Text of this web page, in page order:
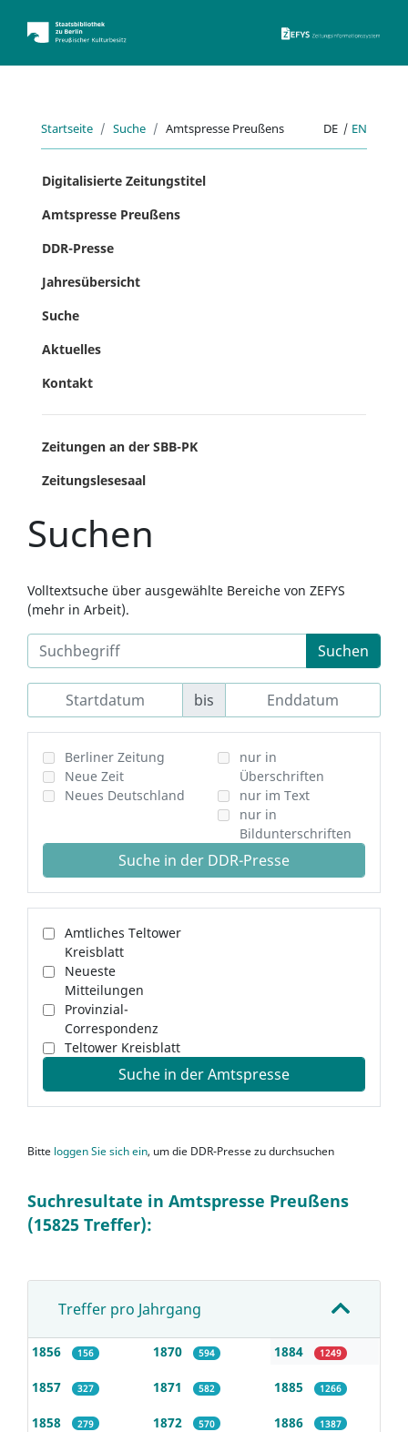
Startseite Suche Amtspresse Preußens DE | EN
Digitalisierte Zeitungstitel
Amtspresse Preußens
DDR-Presse
Jahresübersicht
Suche
Aktuelles
Kontakt
Zeitungen an der SBB-PK
Zeitungslesesaal
Suchen
Volltextsuche über ausgewählte Bereiche von ZEFYS
(mehr in Arbeit).
Suchen
bis
Berliner Zeitung
Neue Zeit
Neues Deutschland
nur in
Überschriften
nur im Text
nur in
Bildunterschriften
Suche in der DDR-Presse
Amtliches Teltower
Kreisblatt
Neueste
Mitteilungen
Provinzial-
Correspondenz
Teltower Kreisblatt
Suche in der Amtspresse
Bitte loggen Sie sich ein, um die DDR-Presse zu durchsuchen
Suchresultate in Amtspresse Preußens
(15825 Treffer):
Treffer pro Jahrgang
1856 156
1857 327
1858 279
1870 594
1871 582
1872 570
1884 1249
1885 1266
1886 1387